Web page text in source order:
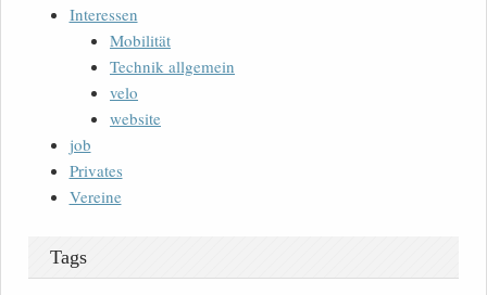
Interessen
Mobilität
Technik allgemein
velo
website
job
Privates
Vereine
Tags